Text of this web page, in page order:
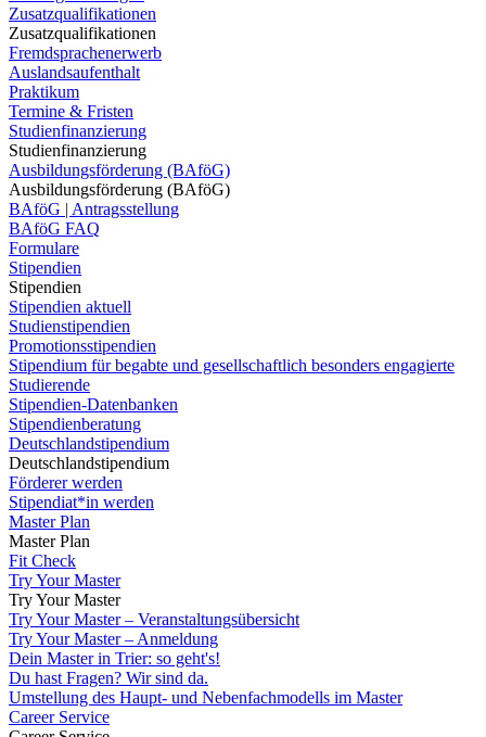
Zusatzqualifikationen
Zusatzqualifikationen
Fremdsprachenerwerb
Auslandsaufenthalt
Praktikum
Termine & Fristen
Studienfinanzierung
Studienfinanzierung
Ausbildungsförderung (BAföG)
Ausbildungsförderung (BAföG)
BAföG | Antragsstellung
BAföG FAQ
Formulare
Stipendien
Stipendien
Stipendien aktuell
Studienstipendien
Promotionsstipendien
Stipendium für begabte und gesellschaftlich besonders engagierte
Studierende
Stipendien-Datenbanken
Stipendienberatung
Deutschlandstipendium
Deutschlandstipendium
Förderer werden
Stipendiat*in werden
Master Plan
Master Plan
Fit Check
Try Your Master
Try Your Master
Try Your Master – Veranstaltungsübersicht
Try Your Master – Anmeldung
Dein Master in Trier: so geht's!
Du hast Fragen? Wir sind da.
Umstellung des Haupt- und Nebenfachmodells im Master
Career Service